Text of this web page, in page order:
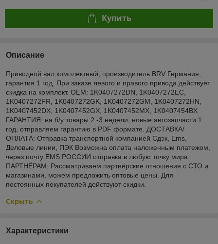
Купить
Описание
Приводной вал комплектный, производитель BRV Германия,
гарантия 1 год. При заказе левого и правого привода действует
скидка на комплект. OEM: 1K0407272DN, 1K0407272EC,
1K0407272FR, 1K0407272GK, 1K0407272GM, 1K0407272HN,
1K0407452DX, 1K0407452GX, 1K0407452MX, 1K0407454BX
ГАРАНТИЯ: на б/у товары 2 -3 недели, новые автозапчасти 1
год, отправляем гарантию в PDF формате. ДОСТАВКА/
ОПЛАТА: Отправка транспортной компанией Сдэк, Ems,
Деловые линии, ПЭК Возможна оплата наложенным платежом,
через почту EMS РОССИИ отправка в любую точку мира.
ПАРТНЁРАМ: Рассматриваем партнёрские отношения с СТО и
магазинами, можем предложить оптовые цены. Для
постоянных покупателей действуют скидки.
Скрыть
Характеристики